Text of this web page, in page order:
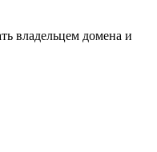
владельцем домена и